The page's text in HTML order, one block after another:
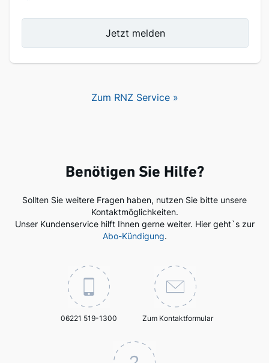
Jetzt melden
Zum RNZ Service »
Benötigen Sie Hilfe?
Sollten Sie weitere Fragen haben, nutzen Sie bitte unsere
Kontaktmöglichkeiten.
Unser Kundenservice hilft Ihnen gerne weiter. Hier geht`s zur
Abo-Kündigung.
06221 519-1300 Zum Kontaktformular